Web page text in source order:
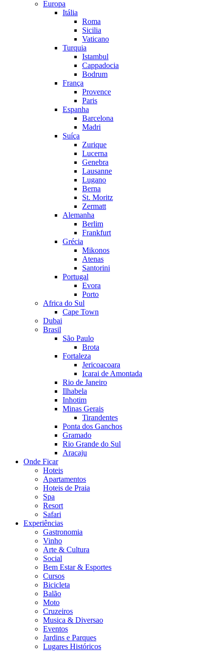
Europa
Itália
Roma
Sicilia
Vaticano
Turquia
Istambul
Cappadocia
Bodrum
França
Provence
Paris
Espanha
Barcelona
Madri
Suíça
Zurique
Lucerna
Genebra
Lausanne
Lugano
Berna
St. Moritz
Zermatt
Alemanha
Berlim
Frankfurt
Grécia
Mikonos
Atenas
Santorini
Portugal
Evora
Porto
Africa do Sul
Cape Town
Dubai
Brasil
São Paulo
Brota
Fortaleza
Jericoacoara
Icarai de Amontada
Rio de Janeiro
Ilhabela
Inhotim
Minas Gerais
Tirandentes
Ponta dos Ganchos
Gramado
Rio Grande do Sul
Aracaju
Onde Ficar
Hoteis
Apartamentos
Hoteis de Praia
Spa
Resort
Safari
Experiências
Gastronomia
Vinho
Arte & Cultura
Social
Bem Estar & Esportes
Cursos
Bicicleta
Balão
Moto
Cruzeiros
Musica & Diversao
Eventos
Jardins e Parques
Lugares Históricos